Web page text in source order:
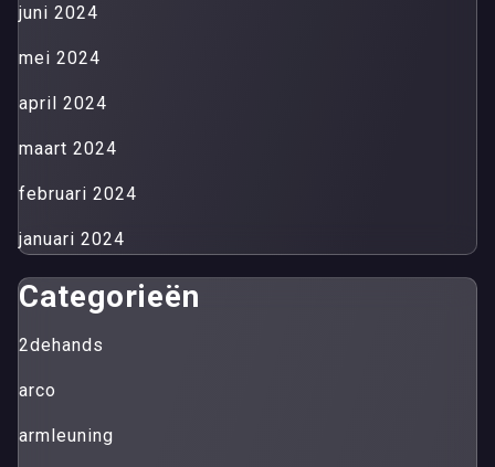
juni 2024
mei 2024
april 2024
maart 2024
februari 2024
januari 2024
Categorieën
2dehands
arco
armleuning